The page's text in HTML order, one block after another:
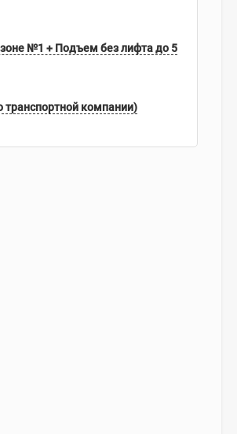
№1 + Подъем без лифта до 5
компании)